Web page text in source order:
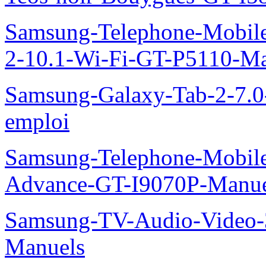
Samsung-Telephone-
2-10.1-Wi-Fi-GT-P5110-
Samsung-Galaxy-Tab-2-
emploi
Samsung-Telephone-
Advance-GT-I9070P-
Samsung-TV-Audio-
Manuels